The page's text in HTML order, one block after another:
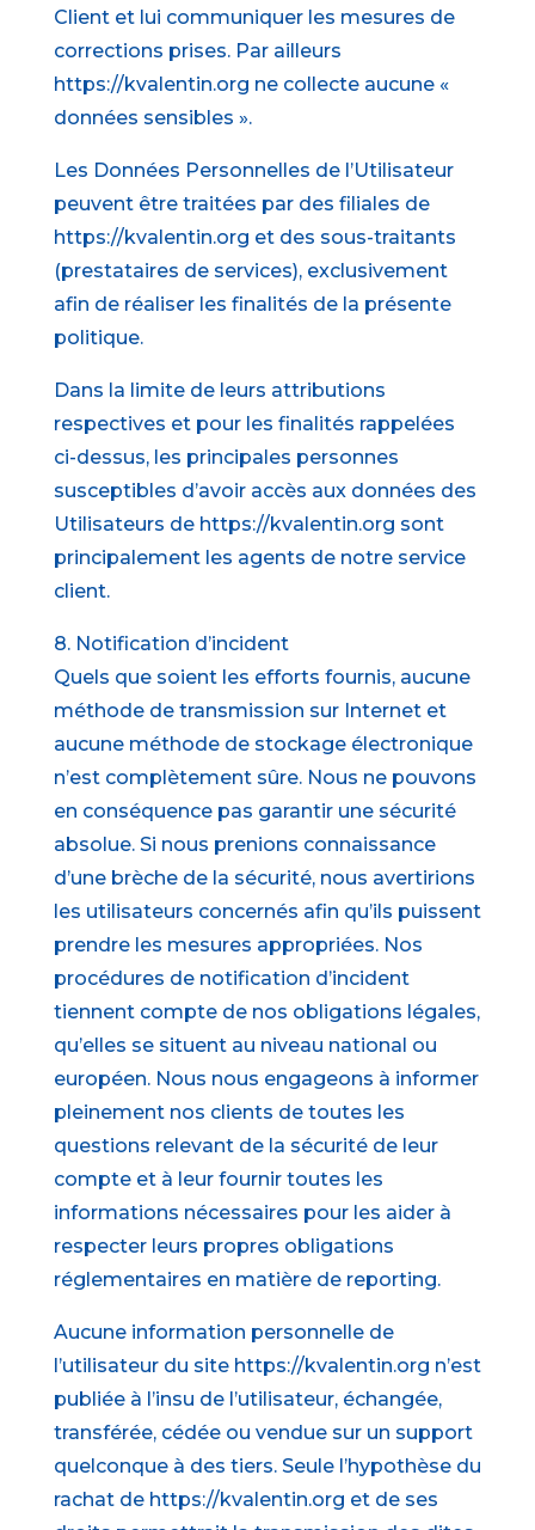
Client et lui communiquer les mesures de
corrections prises. Par ailleurs
https://kvalentin.org ne collecte aucune «
données sensibles ».
Les Données Personnelles de l’Utilisateur
peuvent être traitées par des filiales de
https://kvalentin.org et des sous-traitants
(prestataires de services), exclusivement
afin de réaliser les finalités de la présente
politique.
Dans la limite de leurs attributions
respectives et pour les finalités rappelées
ci-dessus, les principales personnes
susceptibles d’avoir accès aux données des
Utilisateurs de https://kvalentin.org sont
principalement les agents de notre service
client.
8. Notification d’incident
Quels que soient les efforts fournis, aucune
méthode de transmission sur Internet et
aucune méthode de stockage électronique
n’est complètement sûre. Nous ne pouvons
en conséquence pas garantir une sécurité
absolue. Si nous prenions connaissance
d’une brèche de la sécurité, nous avertirions
les utilisateurs concernés afin qu’ils puissent
prendre les mesures appropriées. Nos
procédures de notification d’incident
tiennent compte de nos obligations légales,
qu’elles se situent au niveau national ou
européen. Nous nous engageons à informer
pleinement nos clients de toutes les
questions relevant de la sécurité de leur
compte et à leur fournir toutes les
informations nécessaires pour les aider à
respecter leurs propres obligations
réglementaires en matière de reporting.
Aucune information personnelle de
l’utilisateur du site https://kvalentin.org n’est
publiée à l’insu de l’utilisateur, échangée,
transférée, cédée ou vendue sur un support
quelconque à des tiers. Seule l’hypothèse du
rachat de https://kvalentin.org et de ses